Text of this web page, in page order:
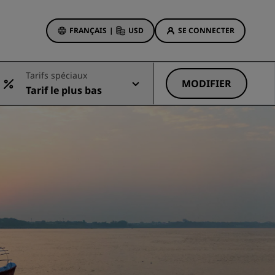
Rewards
réservations
FRANÇAIS | USD SE CONNECTER
Offres d'hôtels
Hôtels adaptés aux familles
Tarifs spéciaux
Tarif le plus bas MODIFIER